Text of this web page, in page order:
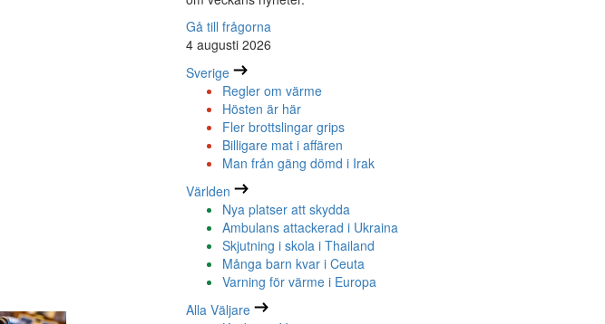
Gå till frågorna
4 augusti 2026
Sverige
Regler om värme
Hösten är här
Fler brottslingar grips
Billigare mat i affären
Man från gäng dömd i Irak
Världen
Nya platser att skydda
Ambulans attackerad i Ukraina
Skjutning i skola i Thailand
Många barn kvar i Ceuta
Varning för värme i Europa
Alla Väljare